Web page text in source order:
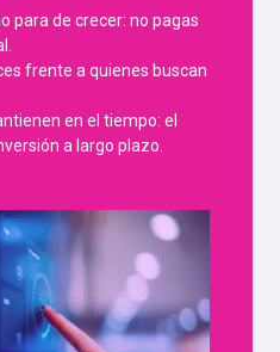
para de crecer: no pagas
frente a quienes buscan
en el tiempo: el
a largo plazo.